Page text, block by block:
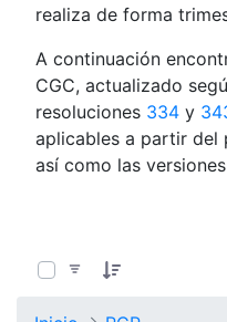
realiza de forma
A continuación
CGC, actualizado
resoluciones 334 y
aplicables a partir del
así como las